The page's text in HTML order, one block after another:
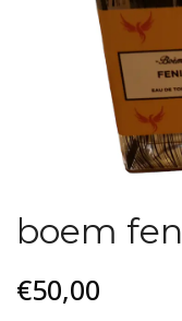
boem
€50,00